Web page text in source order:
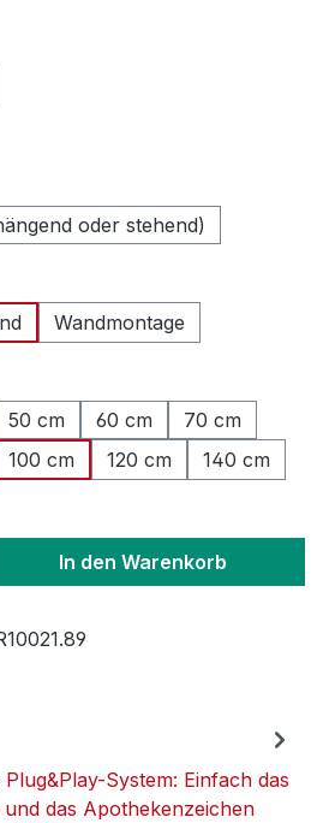
oder stehend)
Wandmontage
50 cm 60 cm
70 cm
100 cm 120 cm
140 cm
Gib den
In den Warenkorb
System: Einfach das
das Apothekenzeichen